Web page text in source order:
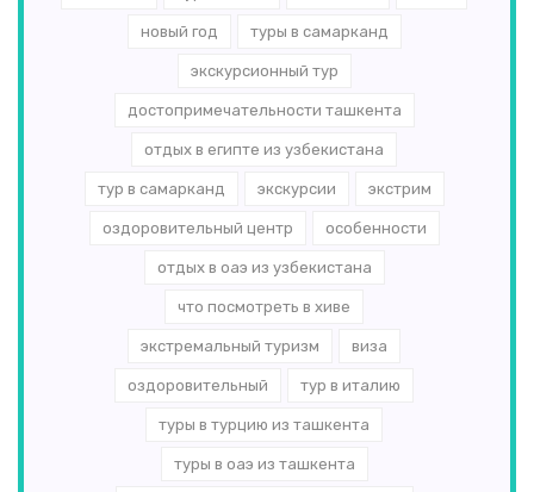
новый год туры в самарканд
экскурсионный тур
достопримечательности ташкента
отдых в египте из узбекистана
тур в самарканд экскурсии экстрим
оздоровительный центр особенности
отдых в оаэ из узбекистана
что посмотреть в хиве
экстремальный туризм виза
оздоровительный тур в италию
туры в турцию из ташкента
туры в оаэ из ташкента